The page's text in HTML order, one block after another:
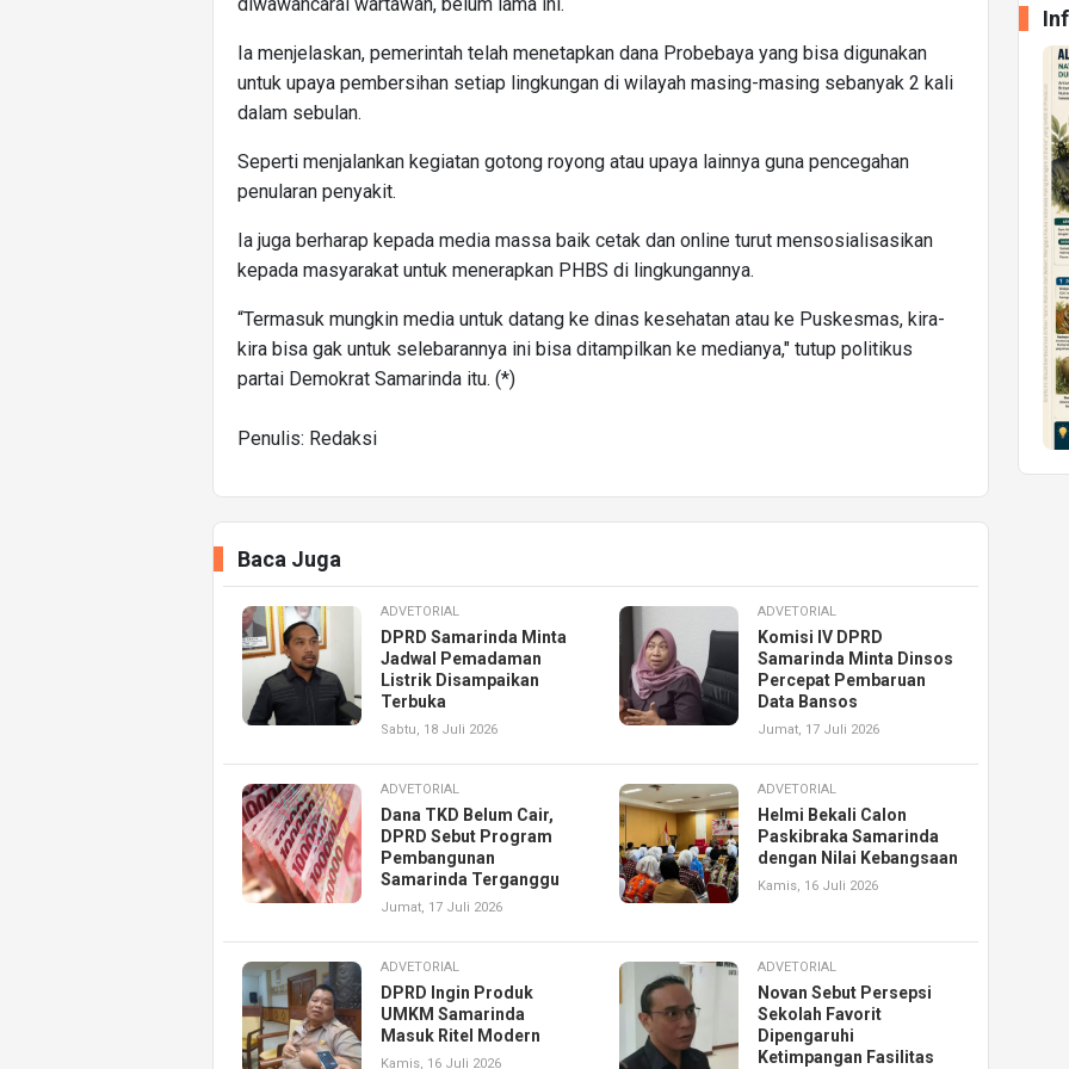
Ia menjelaskan, pemerintah telah menetapkan dana Probebaya yang bisa digunakan
untuk upaya pembersihan setiap lingkungan di wilayah masing-masing sebanyak 2 kali
dalam sebulan.
Seperti menjalankan kegiatan gotong royong atau upaya lainnya guna pencegahan
penularan penyakit.
Ia juga berharap kepada media massa baik cetak dan online turut mensosialisasikan
kepada masyarakat untuk menerapkan PHBS di lingkungannya.
“Termasuk mungkin media untuk datang ke dinas kesehatan atau ke Puskesmas, kira-
kira bisa gak untuk selebarannya ini bisa ditampilkan ke medianya," tutup politikus
partai Demokrat Samarinda itu. (*)
Penulis: Redaksi
Baca Juga
ADVETORIAL
DPRD Samarinda Minta
Jadwal Pemadaman
Listrik Disampaikan
Terbuka
Sabtu, 18 Juli 2026
ADVETORIAL
Komisi IV DPRD
Samarinda Minta Dinsos
Percepat Pembaruan
Data Bansos
Jumat, 17 Juli 2026
ADVETORIAL
Dana TKD Belum Cair,
DPRD Sebut Program
Pembangunan
Samarinda Terganggu
Jumat, 17 Juli 2026
ADVETORIAL
Helmi Bekali Calon
Paskibraka Samarinda
dengan Nilai Kebangsaan
Kamis, 16 Juli 2026
ADVETORIAL
DPRD Ingin Produk
UMKM Samarinda
Masuk Ritel Modern
Kamis, 16 Juli 2026
ADVETORIAL
Novan Sebut Persepsi
Sekolah Favorit
Dipengaruhi
Ketimpangan Fasilitas